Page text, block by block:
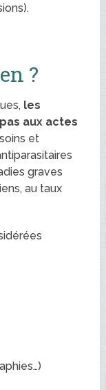
?
les
aux actes
et
graves
au taux